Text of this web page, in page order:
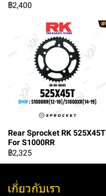
฿2,400
Rear Sprocket RK 525X45T
For S1000RR
฿2,325
เกี่ยวกับเรา